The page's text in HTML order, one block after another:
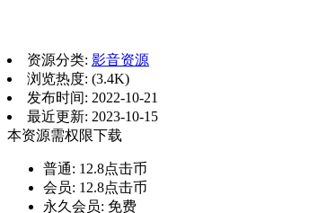
资源分类: 影音资源
浏览热度: (3.4K)
发布时间: 2022-10-21
最近更新: 2023-10-15
本资源需权限下载
普通: 12.8点击币
会员: 12.8点击币
永久会员: 免费